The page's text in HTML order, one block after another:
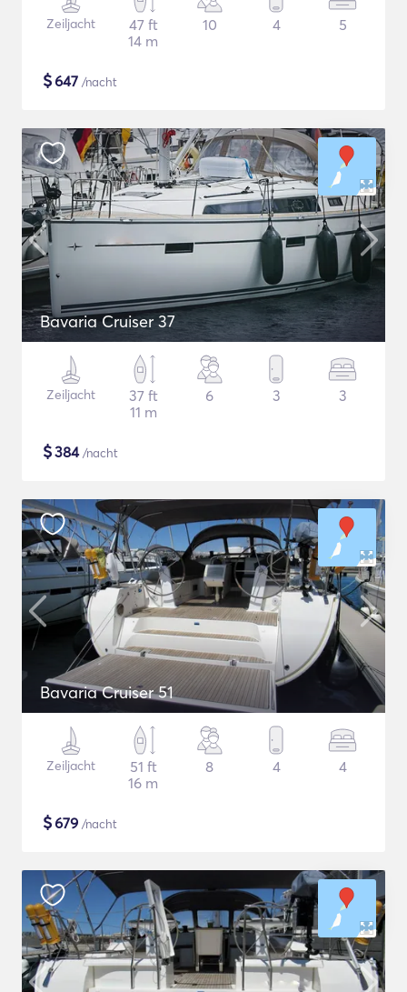
Zeiljacht
47 ft
14 m
10 4 5
$647 /nacht
Bavaria Cruiser 37
Zeiljacht
37 ft
11 m
6 3 3
$384/nacht
Bavaria Cruiser 51
Zeiljacht
51 ft
16 m
8 4 4
$679 /nacht